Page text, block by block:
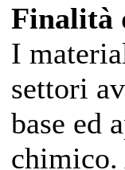
Finalità
I
settori
base ed